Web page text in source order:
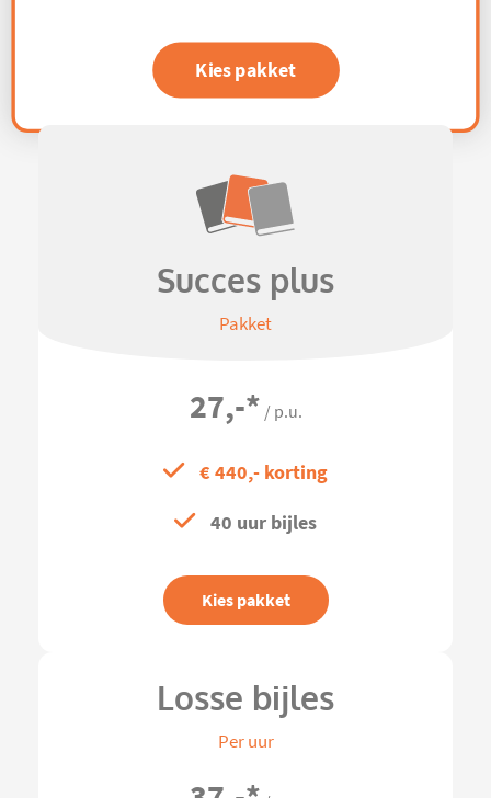
Kies pakket
Succes plus
Pakket
27,-* / p.u.
€ 440,- korting
40 uur bijles
Kies pakket
Losse bijles
Per uur